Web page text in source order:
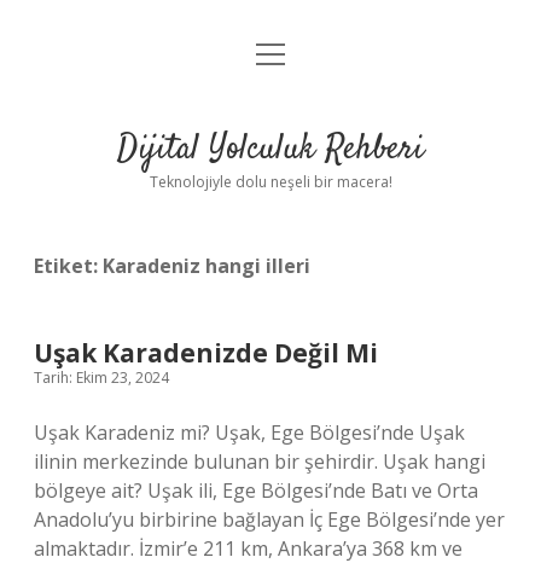
Anasayfa
Yasal Uyarı
menüyü
Dijital Yolculuk Rehberi
Teknolojiyle dolu neşeli bir macera!
Etiket: Karadeniz hangi illeri
Uşak Karadenizde Değil Mi
Tarih: Ekim 23, 2024
Uşak Karadeniz mi? Uşak, Ege Bölgesi’nde Uşak
ilinin merkezinde bulunan bir şehirdir. Uşak hangi
bölgeye ait? Uşak ili, Ege Bölgesi’nde Batı ve Orta
Anadolu’yu birbirine bağlayan İç Ege Bölgesi’nde yer
almaktadır. İzmir’e 211 km, Ankara’ya 368 km ve